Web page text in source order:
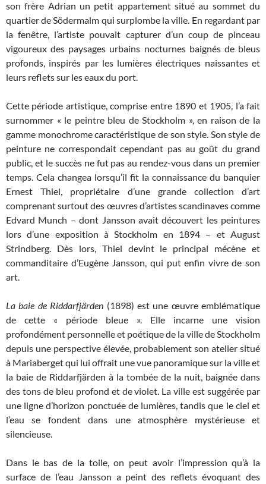
son frère Adrian un petit appartement situé au sommet du
quartier de Södermalm qui surplombe la ville. En regardant par
la fenêtre, l’artiste pouvait capturer d’un coup de pinceau
vigoureux des paysages urbains nocturnes baignés de bleus
profonds, inspirés par les lumières électriques naissantes et
leurs reflets sur les eaux du port.
Cette période artistique, comprise entre 1890 et 1905, l’a fait
surnommer « le peintre bleu de Stockholm », en raison de la
gamme monochrome caractéristique de son style. Son style de
peinture ne correspondait cependant pas au goût du grand
public, et le succès ne fut pas au rendez-vous dans un premier
temps. Cela changea lorsqu’il fit la connaissance du banquier
Ernest Thiel, propriétaire d’une grande collection d’art
comprenant surtout des œuvres d’artistes scandinaves comme
Edvard Munch – dont Jansson avait découvert les peintures
lors d’une exposition à Stockholm en 1894 – et August
Strindberg. Dès lors, Thiel devint le principal mécène et
commanditaire d’Eugène Jansson, qui put enfin vivre de son
art.
La baie de Riddarfjärden (1898) est une œuvre emblématique
de cette « période bleue ». Elle incarne une vision
profondément personnelle et poétique de la ville de Stockholm
depuis une perspective élevée, probablement son atelier situé
à Mariaberget qui lui offrait une vue panoramique sur la ville et
la baie de Riddarfjärden à la tombée de la nuit, baignée dans
des tons de bleu profond et de violet. La ville est suggérée par
une ligne d’horizon ponctuée de lumières, tandis que le ciel et
l’eau se fondent dans une atmosphère mystérieuse et
silencieuse.
Dans le bas de la toile, on peut avoir l’impression qu’à la
surface de l’eau Jansson a peint des reflets évoquant des